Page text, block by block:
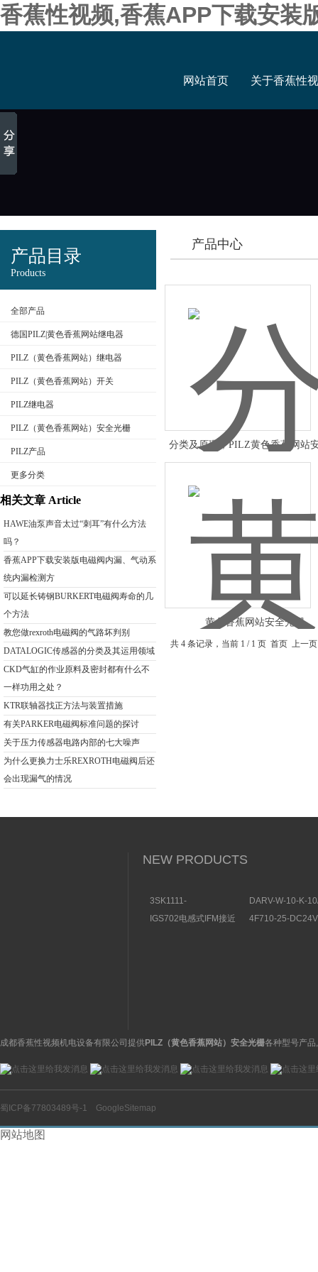
香蕉性视频,香蕉APP下载安装
网站首页 关于香蕉性
产品目录
Products
全部产品
德国PILZ|黄色香蕉网站继电器
PILZ（黄色香蕉网站）继电器
PILZ（黄色香蕉网站）开关
PILZ继电器
PILZ（黄色香蕉网站）安全光栅
PILZ产品
更多分类
相关文章 Article
HAWE油泵声音太过“刺耳”有什么方法
吗？
香蕉APP下载安装版电磁阀内漏、气动系
统内漏检测方
可以延长铸钢BURKERT电磁阀寿命的几
个方法
教您做rexroth电磁阀的气路坏判别
DATALOGIC传感器的分类及其运用领域
CKD气缸的作业原料及密封都有什么不
一样功用之处？
KTR联轴器找正方法与装置措施
有关PARKER电磁阀标准问题的探讨
关于压力传感器电路内部的七大噪声
为什么更换力士乐REXROTH电磁阀后还
会出现漏气的情况
产品中心
分类及原理；PILZ黄色香蕉网站
黄色香蕉网站安全光栅
共 4 条记录，当前 1 / 1 页 首页 上
NEW PRODUCTS
3SK1111-
关特点及功能
DARV-W-10-K-
构分析
IGS702电感式IFM接近
4F710-25-
成都香蕉性视频机电设备有限公司提供PILZ（黄色香蕉网站）安全光栅各种型号产
蜀ICP备77803489号-1 GoogleSitemap
网站地图